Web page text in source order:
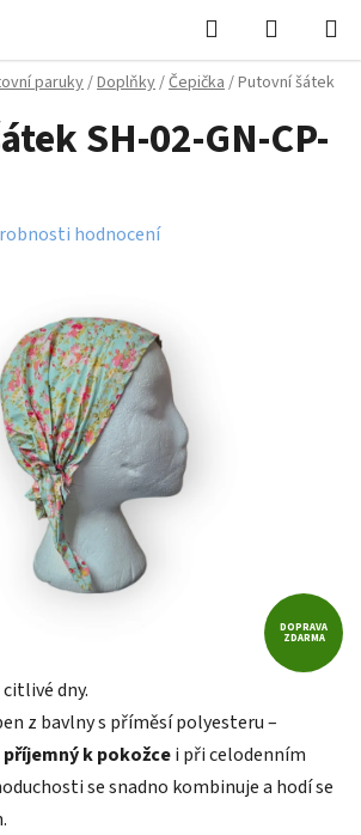
Hledat
KOŠÍK
paruky/Doplňky/Čepička/Putovní šátek
dny.
z bavlny s příměsí polyesteru –
k pokožcei při celodenním
se snadno kombinuje a hodí se
SH-02-GN-CP-
hodnocení
DOPRAVA
ZDARMA